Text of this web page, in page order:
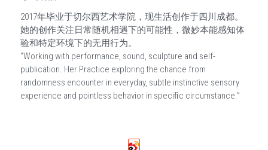
San Mei Gallery
报名表 Registration form
2017年毕业于切尔西艺术学院，现生活创作于四川成都。
她的创作关注日常随机相遇下的可能性，微妙本能感知体
验和特定环境下的无用行为。
“Working with performance, sound, sculpture and self-
publication. Her Practice exploring the chance from
randomness encounter in everyday, subtle instinctive sensory
experience and pointless behavior in speciﬁc circumstance.”